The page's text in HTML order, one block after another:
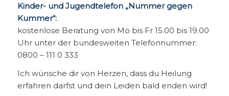
Kinder- und Jugendtelefon „Nummer gegen
Kummer“:
kostenlose Beratung von Mo bis Fr 15.00 bis 19.00
Uhr unter der bundesweiten Telefonnummer:
0800 – 111 0 333
Ich wünsche dir von Herzen, dass du Heilung
erfahren darfst und dein Leiden bald enden wird!